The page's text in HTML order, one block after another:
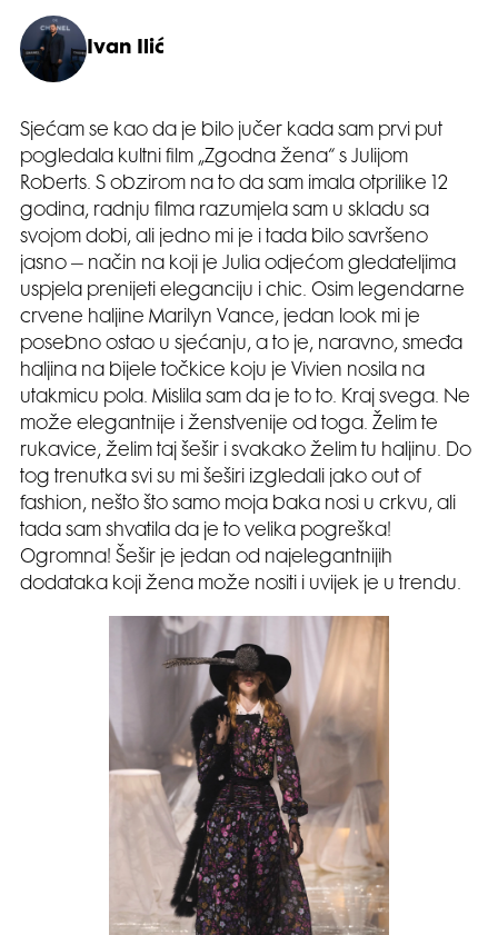
Ivan Ilić
Sjećam se kao da je bilo jučer kada sam prvi put
pogledala kultni film „Zgodna žena“ s Julijom
Roberts. S obzirom na to da sam imala otprilike 12
godina, radnju filma razumjela sam u skladu sa
svojom dobi, ali jedno mi je i tada bilo savršeno
jasno – način na koji je Julia odjećom gledateljima
uspjela prenijeti eleganciju i chic. Osim legendarne
crvene haljine Marilyn Vance, jedan look mi je
posebno ostao u sjećanju, a to je, naravno, smeđa
haljina na bijele točkice koju je Vivien nosila na
utakmicu pola. Mislila sam da je to to. Kraj svega. Ne
može elegantnije i ženstvenije od toga. Želim te
rukavice, želim taj šešir i svakako želim tu haljinu. Do
tog trenutka svi su mi šeširi izgledali jako out of
fashion, nešto što samo moja baka nosi u crkvu, ali
tada sam shvatila da je to velika pogreška!
Ogromna! Šešir je jedan od najelegantnijih
dodataka koji žena može nositi i uvijek je u trendu.